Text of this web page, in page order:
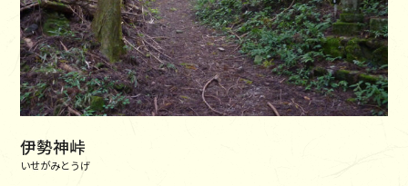
伊勢神峠
いせがみとうげ